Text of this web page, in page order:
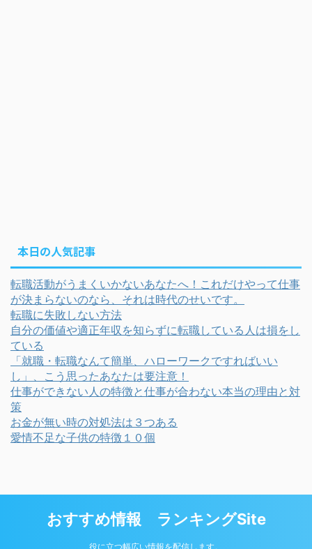
本日の人気記事
転職活動がうまくいかないあなたへ！これだけやって仕事
が決まらないのなら、それは時代のせいです。
転職に失敗しない方法
自分の価値や適正年収を知らずに転職している人は損をし
ている
「就職・転職なんて簡単、ハローワークですればいい
し」、こう思ったあなたは要注意！
仕事ができない人の特徴と仕事が合わない本当の理由と対
策
お金が無い時の対処法は３つある
愛情不足な子供の特徴１０個
おすすめ情報 ランキングSite
役に立つ幅広い情報を配信します。